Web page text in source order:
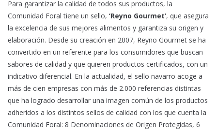
Para garantizar la calidad de todos sus productos, la
Comunidad Foral tiene un sello, ‘Reyno Gourmet’, que asegura
la excelencia de sus mejores alimentos y garantiza su origen y
elaboración. Desde su creación en 2007, Reyno Gourmet se ha
convertido en un referente para los consumidores que buscan
sabores de calidad y que quieren productos certificados, con un
indicativo diferencial. En la actualidad, el sello navarro acoge a
más de cien empresas con más de 2.000 referencias distintas
que ha logrado desarrollar una imagen común de los productos
adheridos a los distintos sellos de calidad con los que cuenta la
Comunidad Foral: 8 Denominaciones de Origen Protegidas, 6